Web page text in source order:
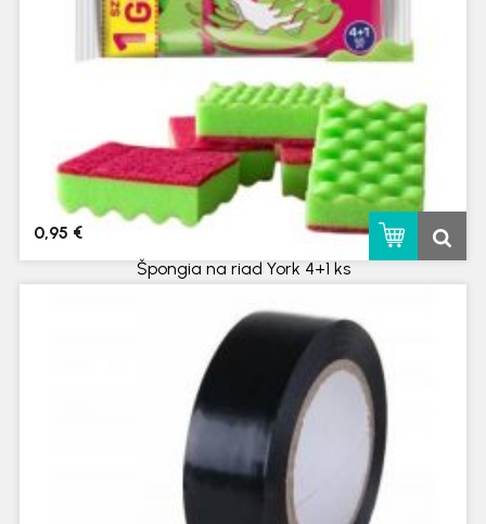
Špongia na riad York 4+1 ks
skladom
0,95 €